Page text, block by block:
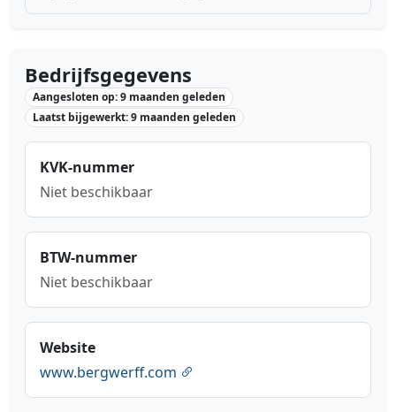
Bedrijfsgegevens
Aangesloten op: 9 maanden geleden
Laatst bijgewerkt: 9 maanden geleden
KVK-nummer
Niet beschikbaar
BTW-nummer
Niet beschikbaar
Website
www.bergwerff.com